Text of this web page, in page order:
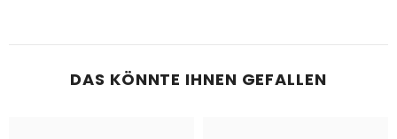
DAS KÖNNTE IHNEN GEFALLEN